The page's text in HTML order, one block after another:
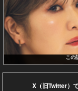
この
X（旧Twitter）